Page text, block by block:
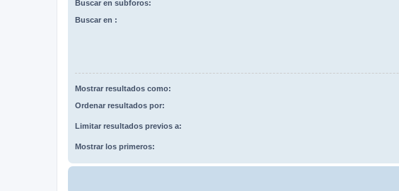
Buscar en subforos:
Buscar en :
Mostrar resultados como:
Ordenar resultados por:
Limitar resultados previos a:
Mostrar los primeros: